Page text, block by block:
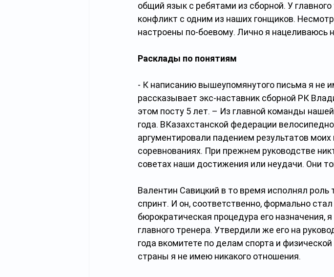
общий язык с ребятами из сборной. У
конфликт с одним из наших гонщиков.
настроены по-боевому. Лично я нацеливаюсь
Расклады по понятиям
- К написанию вышеупомянутого письма я не
рассказывает экс-наставник сборной РК
этом посту 5 лет. – Из главной команды
года. ВКазахстанской федерации
аргументировали падением результатов
соревнованиях. При прежнем руководстве
советах наши достижения или неудачи. Они
Валентин Савицкий в то время исполнял роль
спринт. И он, соответственно, формально
бюрократическая процедура его назначения,
главного тренера. Утвердили же его на
года вкомитете по делам спорта и
страны я не имею никакого отношения.